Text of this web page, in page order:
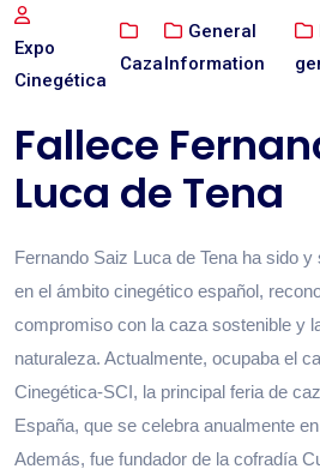
Expo
Cinegética
Caza
General
Information
Fallece
Luca de Tena
Fernando Saiz Luca de Tena ha sido
en el ámbito cinegético español,
compromiso con la caza sostenible y
naturaleza. Actualmente, ocupaba el
Cinegética-SCI, la principal feria de
España, que se celebra anualmente
Además, fue fundador de la cofradía